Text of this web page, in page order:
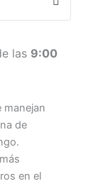
las 9:00
manejan
de
en el